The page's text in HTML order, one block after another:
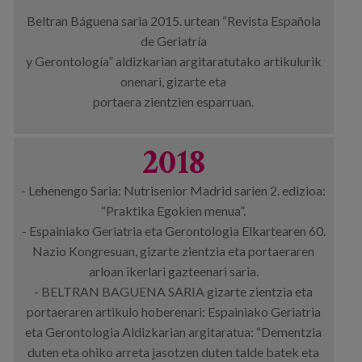
Beltran Báguena saria 2015. urtean “Revista Española
de Geriatría
y Gerontología” aldizkarian argitaratutako artikulurik
onenari, gizarte eta
portaera zientzien esparruan.
2018
- Lehenengo Saria: Nutrisenior Madrid sarien 2. edizioa:
“Praktika Egokien menua”.
- Espainiako Geriatria eta Gerontologia Elkartearen 60.
Nazio Kongresuan, gizarte zientzia eta portaeraren
arloan ikerlari gazteenari saria.
- BELTRAN BAGUENA SARIA gizarte zientzia eta
portaeraren artikulo hoberenari: Espainiako Geriatria
eta Gerontologia Aldizkarian argitaratua: “Dementzia
duten eta ohiko arreta jasotzen duten talde batek eta